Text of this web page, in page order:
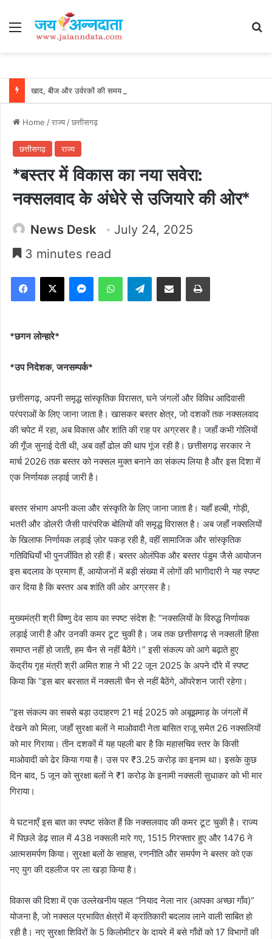
Menu
Home /राज्य/छत्तीसगढ़
छत्तीसगढ़ राज्य
*बस्तर में विकास का नया सवेरा:
नक्सलवाद के अंधेरे से उजियारे की ओर*
News Desk
July 24, 2025
3 minutes read
Facebook
X MessengerWhatsAppTelegramShare via Email Print
*छगन लोन्हारे*
*उप निदेशक, जनसम्पर्क*
छत्तीसगढ़, अपनी समृद्ध सांस्कृतिक विरासत, घने जंगलों और विविध आदिवासी
परंपराओं के लिए जाना जाता है। खासकर बस्तर क्षेत्र, जो दशकों तक नक्सलवाद
की चपेट में रहा, अब विकास और शांति की राह पर अग्रसर है। जहाँ कभी गोलियों
की गूँज सुनाई देती थी, अब वहाँ ढोल की थाप गूंज रही है। छत्तीसगढ़ सरकार ने
मार्च 2026 तक बस्तर को नक्सल मुक्त बनाने का संकल्प लिया है और इस दिशा में
एक निर्णायक लड़ाई जारी है।
बस्तर संभाग अपनी कला और संस्कृति के लिए जाना जाता है। यहाँ हल्बी, गोड़ी,
भतरी और डोलरी जैसी पारंपरिक बोलियों की समृद्ध विरासत है। अब जहाँ नक्सलियों
के खिलाफ निर्णायक लड़ाई ज़ोर पकड़ रही है, वहीं सामाजिक और सांस्कृतिक
गतिविधियाँ भी पुनर्जीवित हो रही हैं। बस्तर ओलंपिक और बस्तर पंडुम जैसे आयोजन
इस बदलाव के प्रमाण हैं, आयोजनों में बड़ी संख्या में लोगों की भागीदारी ने यह स्पष्ट
कर दिया है कि बस्तर अब शांति की ओर अग्रसर है।
मुख्यमंत्री श्री विष्णु देव साय का स्पष्ट संदेश है: “नक्सलियों के विरुद्ध निर्णायक
लड़ाई जारी है और उनकी कमर टूट चुकी है। जब तक छत्तीसगढ़ से नक्सली हिंसा
समाप्त नहीं हो जाती, हम चैन से नहीं बैठेंगे।” इसी संकल्प को आगे बढ़ाते हुए
केंद्रीय गृह मंत्री श्री अमित शाह ने भी 22 जून 2025 के अपने दौरे में स्पष्ट
किया कि “इस बार बरसात में नक्सली चैन से नहीं बैठेंगे, ऑपरेशन जारी रहेगा।
“इस संकल्प का सबसे बड़ा उदाहरण 21 मई 2025 को अबूझमाड़ के जंगलों में
देखने को मिला, जहाँ सुरक्षा बलों ने माओवादी नेता बासित राजू समेत 26 नक्सलियों
को मार गिराया। तीन दशकों में यह पहली बार है कि महासचिव स्तर के किसी
माओवादी को ढेर किया गया है। उस पर ₹3.25 करोड़ का इनाम था। इसके कुछ
दिन बाद, 5 जून को सुरक्षा बलों ने ₹1 करोड़ के इनामी नक्सली सुधाकर को भी मार
गिराया।
ये घटनाएँ इस बात का स्पष्ट संकेत हैं कि नक्सलवाद की कमर टूट चुकी है। राज्य
में पिछले डेढ़ साल में 438 नक्सली मारे गए, 1515 गिरफ्तार हुए और 1476 ने
आत्मसमर्पण किया। सुरक्षा बलों के साहस, रणनीति और समर्पण ने बस्तर को एक
नए युग की दहलीज पर ला खड़ा किया है।
विकास की दिशा में एक उल्लेखनीय पहल “नियाद नेला नार (आपका अच्छा गाँव)”
योजना है, जो नक्सल प्रभावित क्षेत्रों में क्रांतिकारी बदलाव लाने वाली साबित हो
रही है। नए सुरक्षा शिविरों के 5 किलोमीटर के दायरे में बसे गाँवों को 17 विभागों की